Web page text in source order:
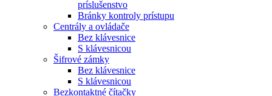
príslušenstvo
Bránky kontroly prístupu
Centrály a ovládače
Bez klávesnice
S klávesnicou
Šifrové zámky
Bez klávesnice
S klávesnicou
Bezkontaktné čítačky